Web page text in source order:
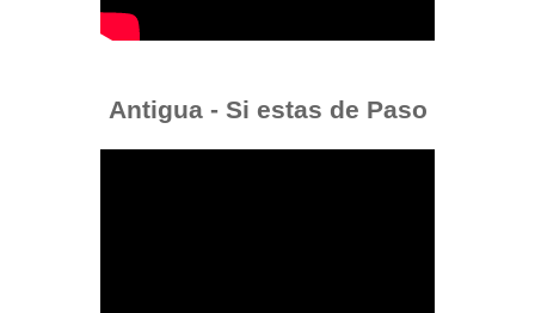
Antigua - Si estas de Paso